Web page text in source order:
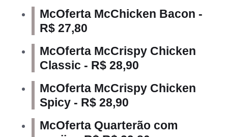
McOferta McChicken Bacon -
R$ 27,80
McOferta McCrispy Chicken
Classic - R$ 28,90
McOferta McCrispy Chicken
Spicy - R$ 28,90
McOferta Quarterão com